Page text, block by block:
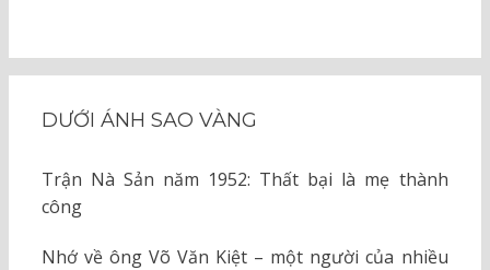
DƯỚI ÁNH SAO VÀNG
Trận Nà Sản năm 1952: Thất bại là mẹ thành
công
Nhớ về ông Võ Văn Kiệt – một người của nhiều